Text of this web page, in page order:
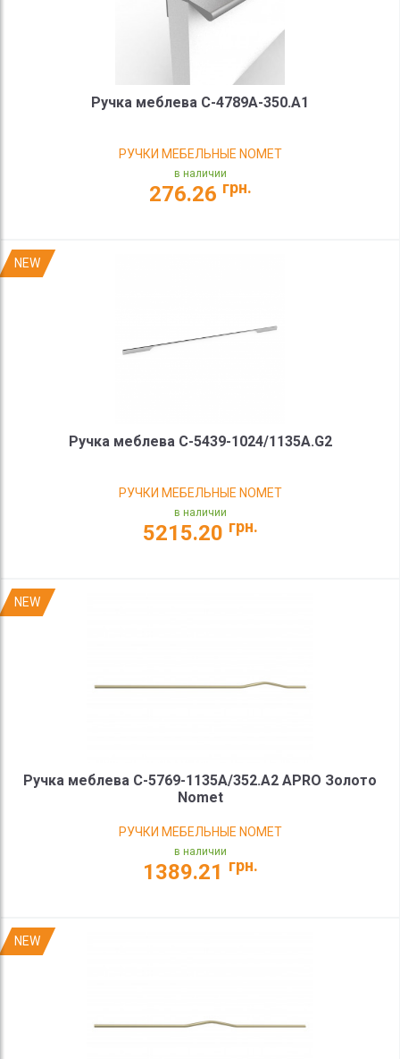
Ручка меблева C-4789A-350.A1
РУЧКИ МЕБЕЛЬНЫЕ NOMET
в наличии
276.26 грн.
NEW
Ручка меблева C-5439-1024/1135A.G2
РУЧКИ МЕБЕЛЬНЫЕ NOMET
в наличии
5215.20 грн.
NEW
Ручка меблева C-5769-1135A/352.A2 APRO Золото
Nomet
РУЧКИ МЕБЕЛЬНЫЕ NOMET
в наличии
1389.21 грн.
NEW